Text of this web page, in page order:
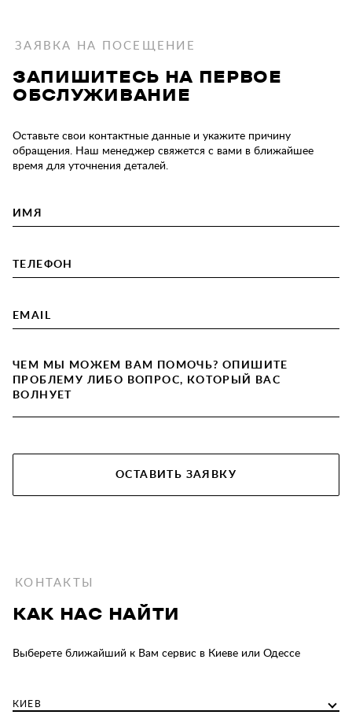
ЗАЯВКА НА ПОСЕЩЕНИЕ
ЗАПИШИТЕСЬ НА ПЕРВОЕ
ОБСЛУЖИВАНИЕ
Оставьте свои контактные данные и укажите причину
обращения. Наш менеджер свяжется с вами в ближайшее
время для уточнения деталей.
ОСТАВИТЬ ЗАЯВКУ
КОНТАКТЫ
КАК НАС НАЙТИ
Выберете ближайший к Вам сервис в Киеве или Одессе
КИЕВ